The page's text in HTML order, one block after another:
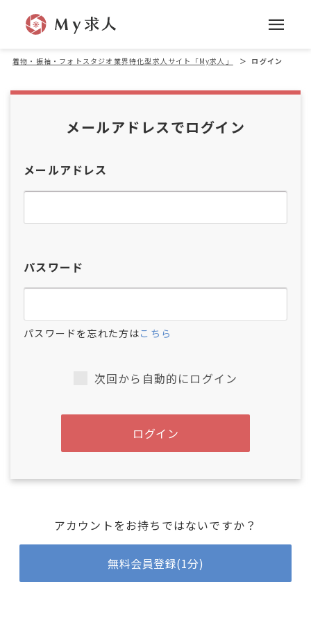
着物・振袖・フォトスタジオ業界特化型求人サイト「My求人」 ＞ ログイン
メールアドレスでログイン
メールアドレス
パスワード
パスワードを忘れた方はこちら
次回から自動的にログイン
ログイン
アカウントをお持ちではないですか？
無料会員登録(1分)